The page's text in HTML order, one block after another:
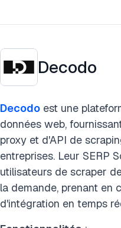
Decodo
Decodo est une
données web,
proxy et d'API de
entreprises. Leur SERP
utilisateurs de scraper
la demande, prenant en
d'intégration en temps